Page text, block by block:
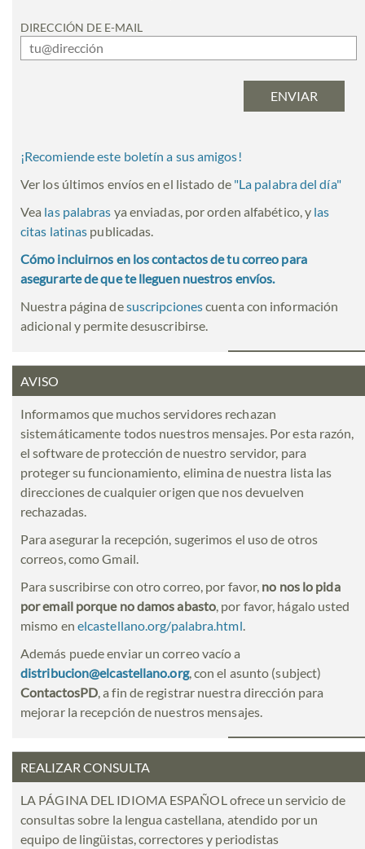
DIRECCIÓN DE E-MAIL
¡Recomiende este boletín a sus amigos!
Ver los últimos envíos en el listado de "La palabra del día"
Vea las palabras ya enviadas, por orden alfabético, y las
citas latinas publicadas.
Cómo incluirnos en los contactos de tu correo para
asegurarte de que te lleguen nuestros envíos.
Nuestra página desuscripcionescuenta con información
adicional y permite desuscribirse.
AVISO
Informamos que muchos servidores rechazan
sistemáticamente todos nuestros mensajes. Por esta razón,
el software de protección de nuestro servidor, para
proteger su funcionamiento, elimina de nuestra lista las
direcciones de cualquier origen que nos devuelven
rechazadas.
Para asegurar la recepción, sugerimos el uso de otros
correos, como Gmail.
Para suscribirse con otro correo, por favor, no nos lo pida
por email porque no damos abasto , por favor, hágalo usted
mismo en elcastellano.org/palabra.html
Además puede enviar un correo vacío a
distribucion@elcastellano.org, con el asunto (subject)
ContactosPD , a fin de registrar nuestra dirección para
mejorar la recepción de nuestros mensajes.
REALIZAR CONSULTA
LA PÁGINA DEL IDIOMA ESPAÑOL ofrece un servicio de
consultas sobre la lengua castellana, atendido por un
equipo de lingüistas, correctores y periodistas